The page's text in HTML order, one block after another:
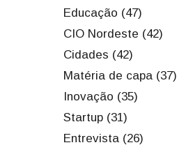
Educação (47)
CIO Nordeste (42)
Cidades (42)
Matéria de capa (37)
Inovação (35)
Startup (31)
Entrevista (26)